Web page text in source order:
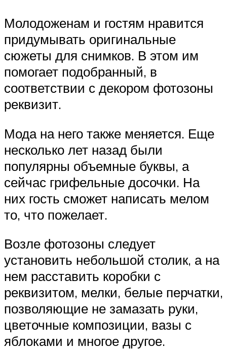
Молодоженам и гостям нравится
придумывать оригинальные
сюжеты для снимков. В этом им
помогает подобранный, в
соответствии с декором фотозоны
реквизит.
Мода на него также меняется. Еще
несколько лет назад были
популярны объемные буквы, а
сейчас грифельные досочки. На
них гость сможет написать мелом
то, что пожелает.
Возле фотозоны следует
установить небольшой столик, а на
нем расставить коробки с
реквизитом, мелки, белые перчатки,
позволяющие не замазать руки,
цветочные композиции, вазы с
яблоками и многое другое.